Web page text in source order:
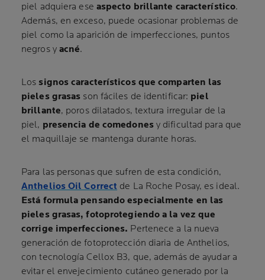
piel adquiera ese aspecto brillante característico.
Además, en exceso, puede ocasionar problemas de
piel como la aparición de imperfecciones, puntos
negros y acné.
Los signos característicos que comparten las
pieles grasas son fáciles de identificar: piel
brillante, poros dilatados, textura irregular de la
piel, presencia de comedones y dificultad para que
el maquillaje se mantenga durante horas.
Para las personas que sufren de esta condición,
Anthelios Oil Correct de La Roche Posay, es ideal.
Está formula pensando especialmente en las
pieles grasas, fotoprotegiendo a la vez que
corrige imperfecciones. Pertenece a la nueva
generación de fotoprotección diaria de Anthelios,
con tecnología Cellox B3, que, además de ayudar a
evitar el envejecimiento cutáneogenerado por la